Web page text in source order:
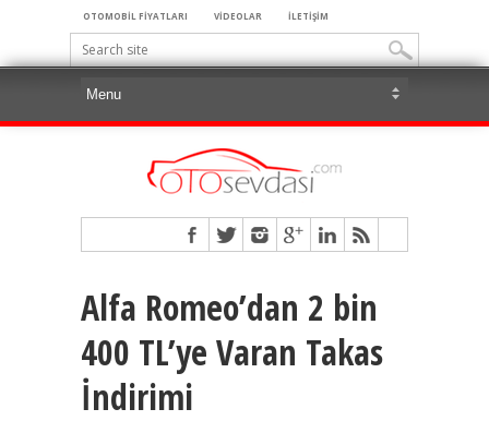
OTOMOBİL FİYATLARI VİDEOLAR İLETİŞİM
Alfa Romeo’dan 2 bin
400 TL’ye Varan Takas
İndirimi